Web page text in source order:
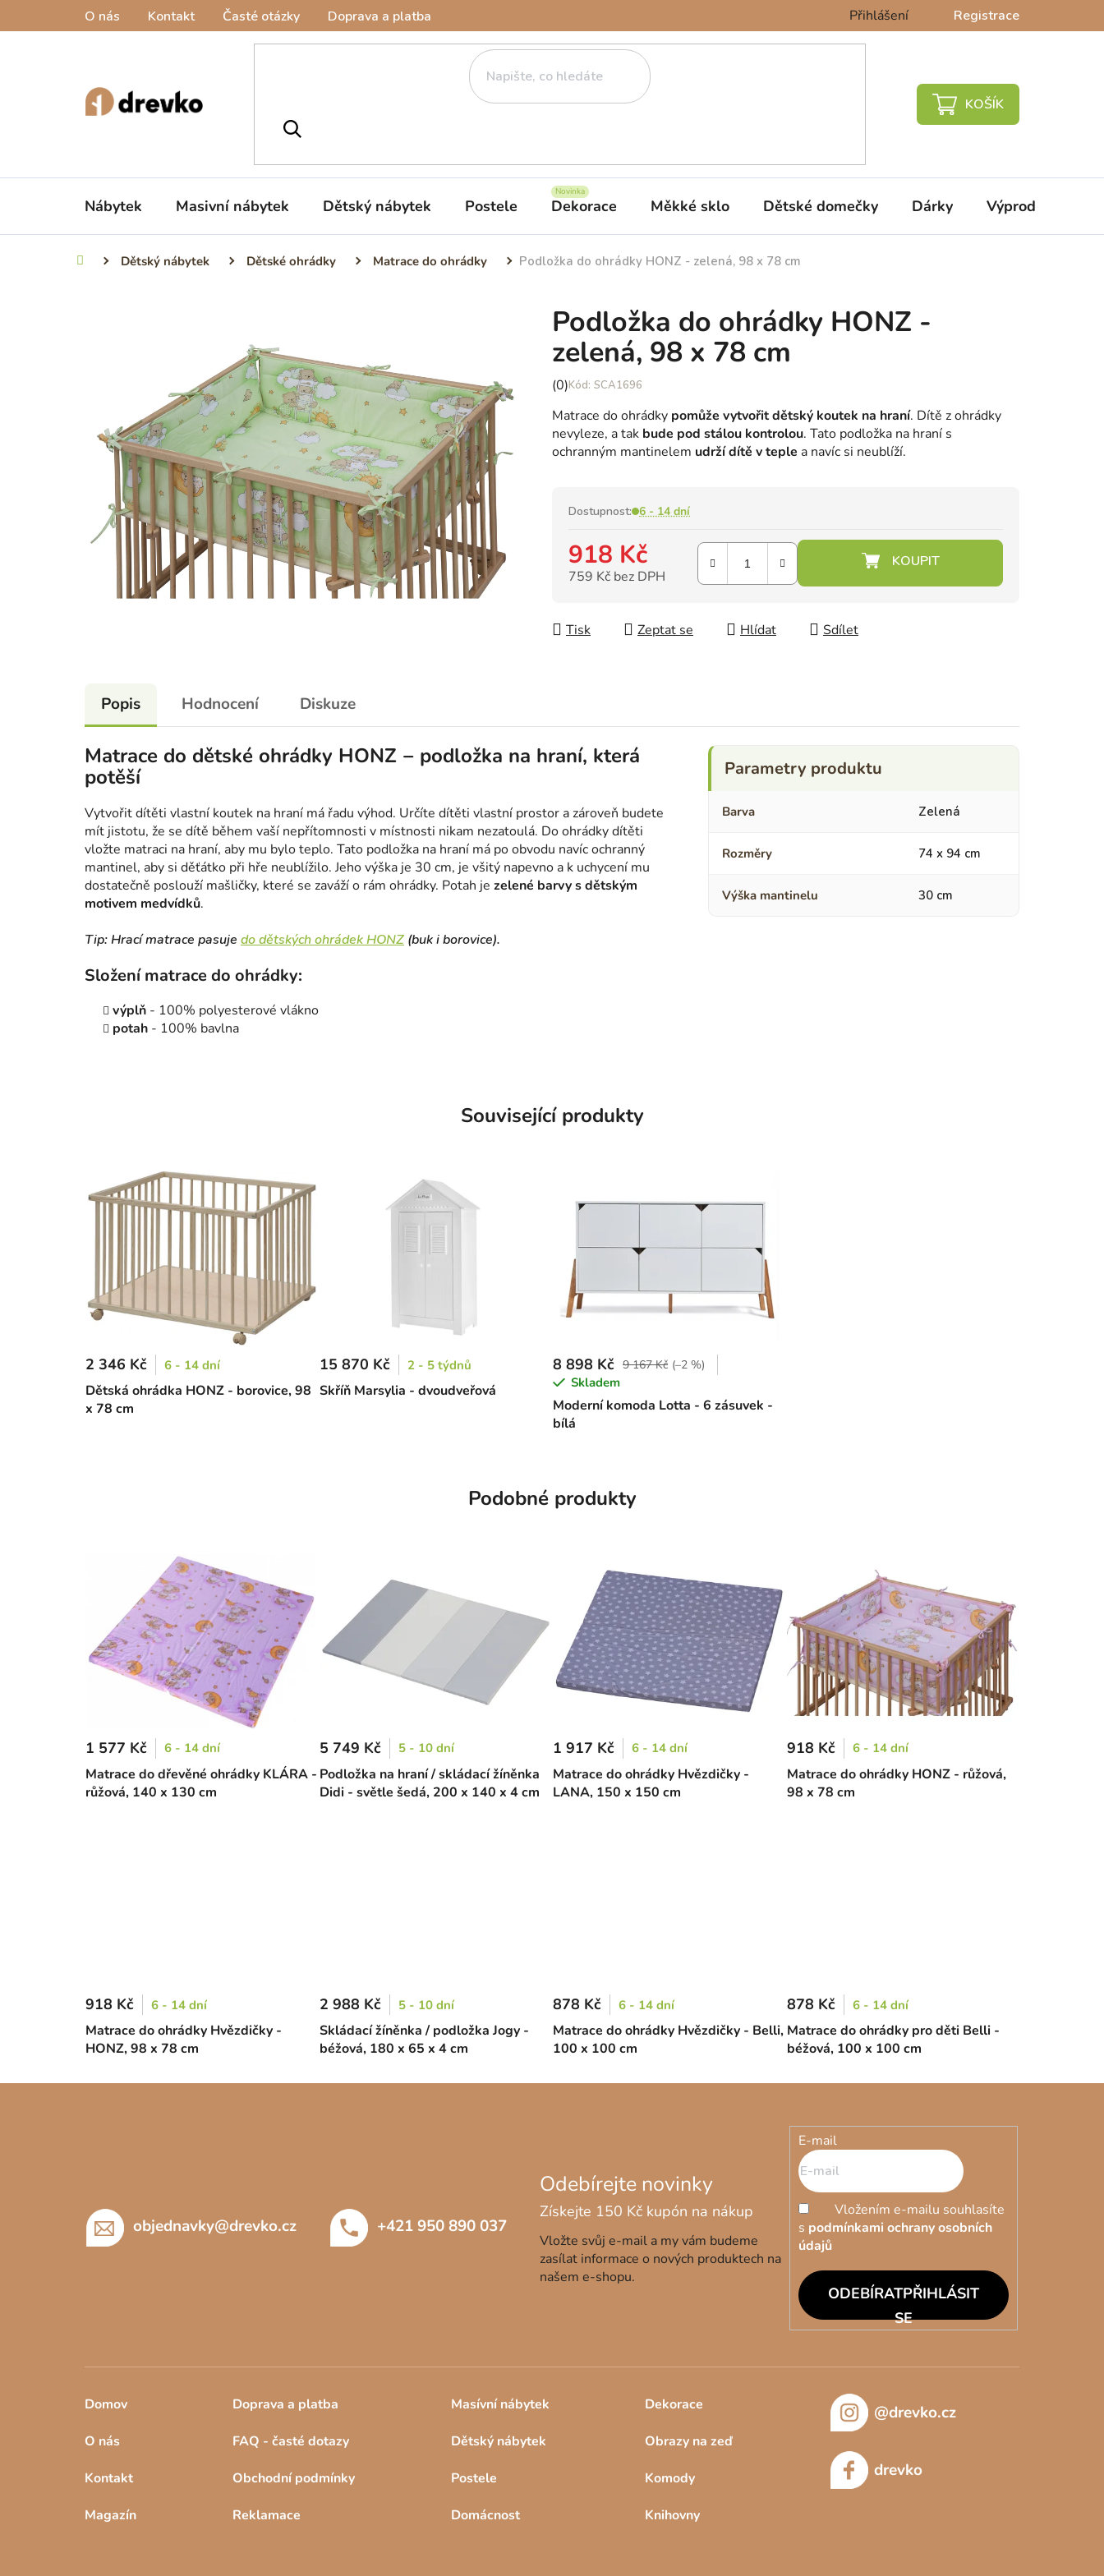
O nás Kontakt Časté otázky Doprava a platba Přihlášení Registrace
NÁKUPNÍ
Nábytek Masivní nábytek Dětský nábytek Postele Dekorace Měkké sklo Dětské domečky Dárky Výprodej %
Domů Dětský nábytek Dětské ohrádky Matrace do ohrádky Podložka do ohrádky HONZ - zelená, 98 x 78 cm
Podložka do ohrádky HONZ -
zelená, 98 x 78 cm
Průměrné
produktu
je
0,0
hvězdiček.
(0) SCA1696
Matrace do ohrádky pomůže vytvořit dětský koutek na hraní. Dítě z ohrádky
nevyleze, a tak bude pod stálou kontrolou. Tato podložka na hraní s
ochranným mantinelem udrží dítě v teple a navíc si neublíží.
Dostupnost: 6 - 14 dní
918 Kč
759 Kč bez DPH
Tisk
Zeptat se Hlídat Sdílet
Popis Hodnocení Diskuze
Matrace do dětské ohrádky HONZ − podložka na hraní, která
potěší
Vytvořit dítěti vlastní koutek na hraní má řadu výhod. Určíte dítěti vlastní prostor a zároveň budete
mít jistotu, že se dítě během vaší nepřítomnosti v místnosti nikam nezatoulá. Do ohrádky dítěti
vložte matraci na hraní, aby mu bylo teplo. Tato podložka na hraní má po obvodu navíc ochranný
mantinel, aby si děťátko při hře neublížilo. Jeho výška je 30 cm, je všitý napevno a k uchycení mu
dostatečně poslouží mašličky, které se zaváží o rám ohrádky. Potah je zelené barvy s dětským
motivem medvídků.
Tip: Hrací matrace pasuje do dětských ohrádek HONZ (buk i borovice).
Složení matrace do ohrádky:
výplň - 100% polyesterové vlákno
potah - 100% bavlna
Barva Zelená
Rozměry 74 x 94 cm
Výška mantinelu 30 cm
Související produkty
Dětská ohrádka HONZ - borovice, 98
x 78 cm
2 346 Kč 6 - 14 dní
Skříň Marsylia - dvoudveřová
15 870 Kč 2 - 5 týdnů
Moderní komoda Lotta - 6 zásuvek -
bílá
8 898 Kč 9 167 Kč (–2 %)
Skladem
Podobné produkty
Matrace do dřevěné ohrádky KLÁRA -
růžová, 140 x 130 cm
1 577 Kč 6 - 14 dní
Podložka na hraní / skládací žíněnka
Didi - světle šedá, 200 x 140 x 4 cm
5 749 Kč 5 - 10 dní
Matrace do ohrádky Hvězdičky -
LANA, 150 x 150 cm
1 917 Kč 6 - 14 dní
Matrace do ohrádky HONZ - růžová,
98 x 78 cm
918 Kč 6 - 14 dní
Matrace do ohrádky Hvězdičky -
HONZ, 98 x 78 cm
918 Kč 6 - 14 dní
Skládací žíněnka / podložka Jogy -
béžová, 180 x 65 x 4 cm
2 988 Kč 5 - 10 dní
Matrace do ohrádky Hvězdičky - Belli,
100 x 100 cm
878 Kč 6 - 14 dní
Matrace do ohrádky pro děti Belli -
béžová, 100 x 100 cm
878 Kč 6 - 14 dní
objednavky@drevko.cz +421 950 890 037
Vložte svůj e-mail a my vám budeme
zasílat informace o nových produktech na
našem e-shopu.
E-mail
Vložením e-mailu souhlasíte
s podmínkami ochrany osobních
údajů
PŘIHLÁSIT
SE
Domov
O nás
Kontakt
Magazín
Doprava a platba
FAQ - časté dotazy
Obchodní podmínky
Reklamace
Masívní nábytek
Dětský nábytek
Postele
Domácnost
Dekorace
Obrazy na zeď
Komody
Knihovny
@drevko.cz
drevko